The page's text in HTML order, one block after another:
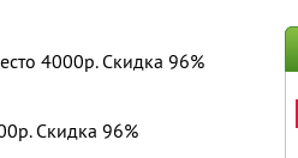
4000р.Скидка 96%
Скидка 96%